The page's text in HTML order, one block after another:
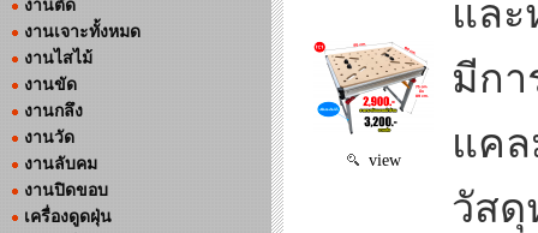
งานตัด
งานเจาะทั้งหมด
งานไสไม้
งานขัด
งานกลึง
งานวัด
งานลับคม
งานปิดขอบ
เครื่องดูดฝุ่น
view
แล
มีกา
แค
วัสดุ